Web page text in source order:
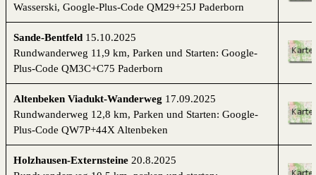
Wasserski, Google-Plus-Code QM29+25J Paderborn
Sande-Bentfeld 15.10.2025
Rundwanderweg 11,9 km, Parken und Starten: Google-
Plus-Code QM3C+C75 Paderborn
Altenbeken Viadukt-Wanderweg 17.09.2025
Rundwanderweg 12,8 km, Parken und Starten: Google-
Plus-Code QW7P+44X Altenbeken
Holzhausen-Externsteine 20.8.2025